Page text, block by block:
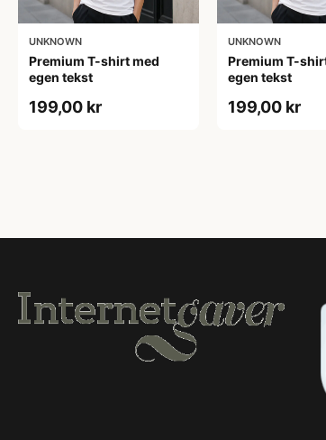
UNKNOWN
Premium T-shirt med
egen tekst
199,00 kr
UNKNOWN
Premium T-
egen tekst
199,00 kr